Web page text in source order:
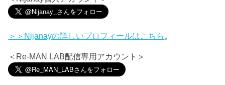
＞＞Nijanayの詳しいプロフィールはこちら 。
＜Re-MAN LAB配信専用アカウント＞